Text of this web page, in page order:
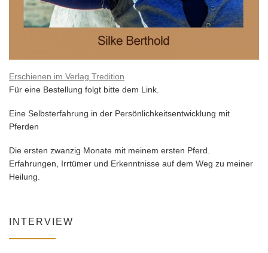
Erschienen im Verlag Tredition
Für eine Bestellung folgt bitte dem Link.
Eine Selbsterfahrung in der Persönlichkeitsentwicklung mit
Pferden
Die ersten zwanzig Monate mit meinem ersten Pferd.
Erfahrungen, Irrtümer und Erkenntnisse auf dem Weg zu meiner
Heilung.
INTERVIEW